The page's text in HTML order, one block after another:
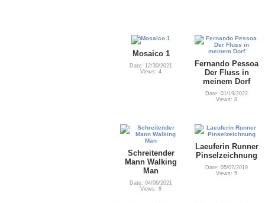
Mosaico 1
Date: 12/30/2021
Views: 4
Fernando Pessoa
Der Fluss in
meinem Dorf
Date: 01/19/2022
Views: 8
Schreitender
Mann Walking
Man
Date: 04/06/2021
Views: 8
Laeuferin Runner
Pinselzeichnung
Date: 05/07/2019
Views: 5